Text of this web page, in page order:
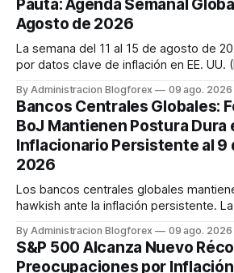
Pauta: Agenda Semanal
Agosto de 2026
La semana del 11 al 15 de agosto de
por datos clave de inflación en EE. UU.
decisión de tipos del RBA y la
Unido. Los mercados cierran la
mixto, ...
By Administracion Blogforex 09 ago. 2026
Bancos Centrales Globales:
BoJ Mantienen Postura Dura
Inflacionario Persistente al 9
2026
Los bancos centrales globales
hawkish ante la inflación persistente.
también se inclina hacia una subida de
El Banco de Inglaterra mantiene su
By Administracion Blogforex 09 ago. 2026
S&P 500 Alcanza Nuevo
Preocupaciones por